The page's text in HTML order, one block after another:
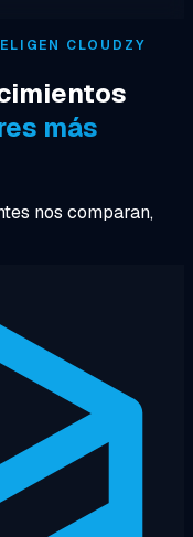
CLOUDZY
más
nos comparan,